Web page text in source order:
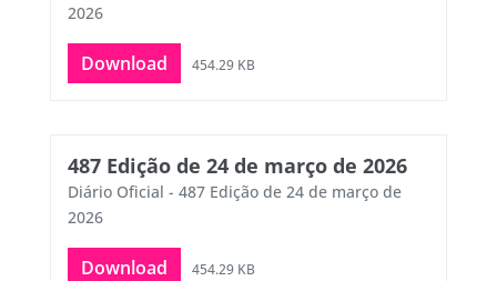
2026
Download 454.29 KB
487 Edição de 24 de março de 2026
Diário Oficial - 487 Edição de 24 de março de
2026
Download 454.29 KB